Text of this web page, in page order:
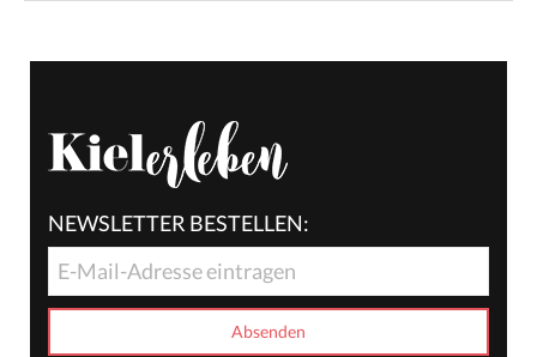
NEWSLETTER BESTELLEN: